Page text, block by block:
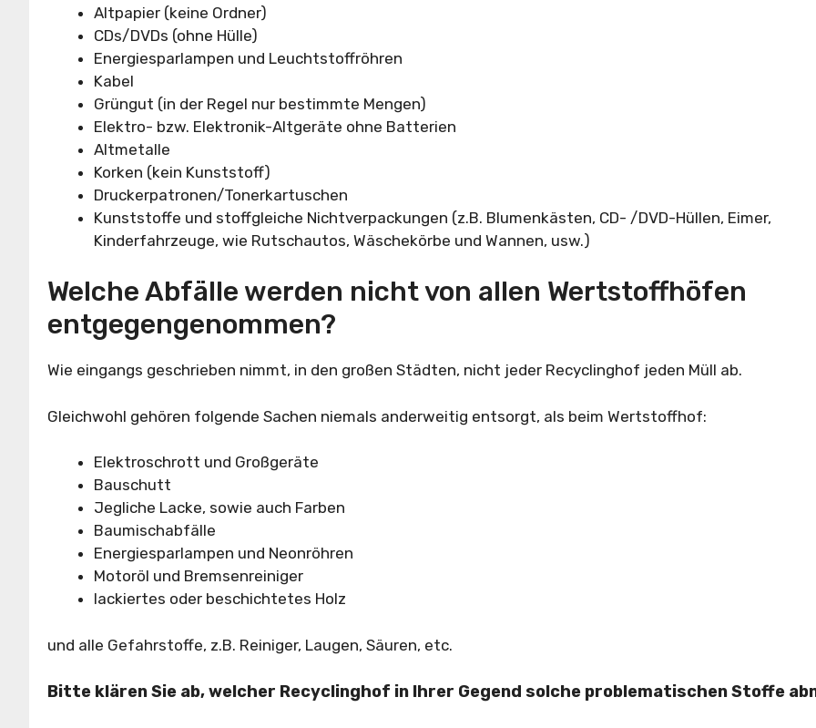
Altpapier (keine Ordner)
CDs/DVDs (ohne Hülle)
Energiesparlampen und Leuchtstoffröhren
Kabel
Grüngut (in der Regel nur bestimmte Mengen)
Elektro- bzw. Elektronik-Altgeräte ohne Batterien
Altmetalle
Korken (kein Kunststoff)
Druckerpatronen/Tonerkartuschen
Kunststoffe und stoffgleiche Nichtverpackungen (z.B. Blumenkästen, CD- /DVD-Hüllen, Eimer,
Kinderfahrzeuge, wie Rutschautos, Wäschekörbe und Wannen, usw.)
Welche Abfälle werden nicht von allen Wertstoffhöfen
entgegengenommen?
Wie eingangs geschrieben nimmt, in den großen Städten, nicht jeder Recyclinghof jeden Müll ab.
Gleichwohl gehören folgende Sachen niemals anderweitig entsorgt, als beim Wertstoffhof:
Elektroschrott und Großgeräte
Bauschutt
Jegliche Lacke, sowie auch Farben
Baumischabfälle
Energiesparlampen und Neonröhren
Motoröl und Bremsenreiniger
lackiertes oder beschichtetes Holz
und alle Gefahrstoffe, z.B. Reiniger, Laugen, Säuren, etc.
Bitte klären Sie ab, welcher Recyclinghof in Ihrer Gegend solche problematischen Stoffe